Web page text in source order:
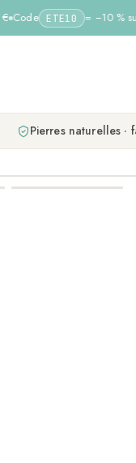
Code ETE10 = −10 %
Pierres naturelles ·